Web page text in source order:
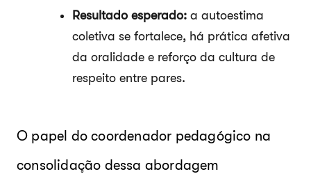
Resultado esperado: a autoestima
coletiva se fortalece, há prática afetiva
da oralidade e reforço da cultura de
respeito entre pares.
O papel do coordenador pedagógico na
consolidação dessa abordagem